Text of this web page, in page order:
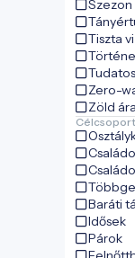
Tiszta
Zero-
Zöld
Célcsoport
Baráti
Idősek
Párok